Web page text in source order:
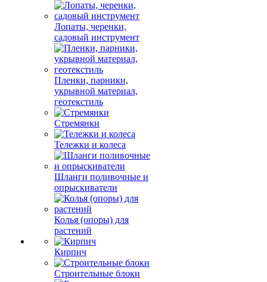
Лопаты, черенки,
садовый инструмент
Пленки, парники,
укрывной материал,
геотекстиль
Стремянки
Тележки и колеса
Шланги поливочные и
опрыскиватели
Колья (опоры) для
растений
Кирпич
Строительные блоки